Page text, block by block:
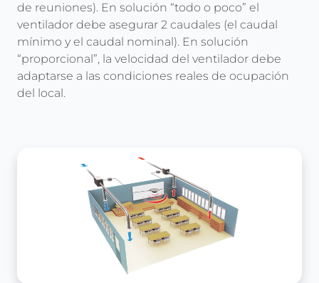
de reuniones). En solución “todo o poco” el
ventilador debe asegurar 2 caudales (el caudal
mínimo y el caudal nominal). En solución
“proporcional”, la velocidad del ventilador debe
adaptarse a las condiciones reales de ocupación
del local.